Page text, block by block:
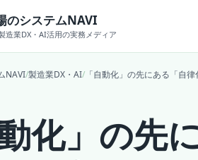
のシステムNAVI
造業DX・AI活用の実務メディア
NAVI/製造業DX・AI/ 「自動化」の先にある「自
動化」の先